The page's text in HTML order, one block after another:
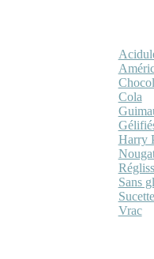
Cola
Harry
Sans
Vrac